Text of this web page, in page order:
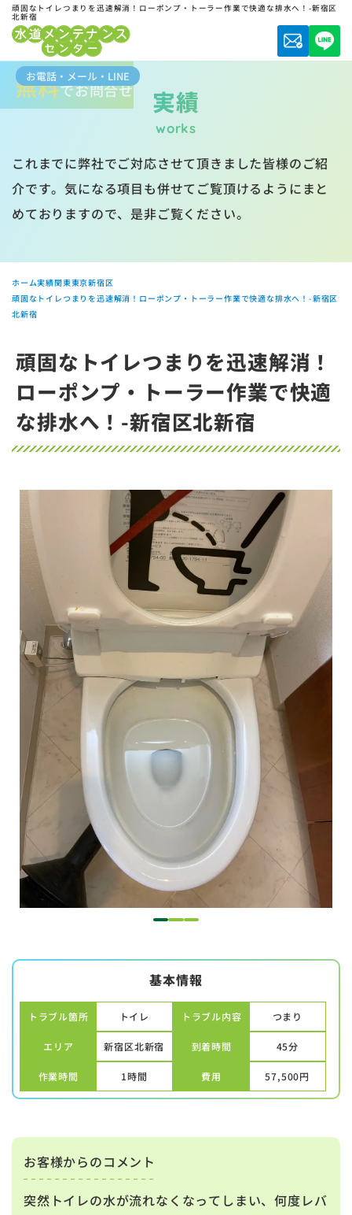
頑固なトイレつまりを迅速解消！ローポンプ・トーラー作業で快適な排水へ！-新宿区
北新宿
実績
works
これまでに弊社でご対応させて頂きました皆様のご紹
介です。気になる項目も併せてご覧頂けるようにまと
めておりますので、是非ご覧ください。
ホーム実績関東東京新宿区
頑固なトイレつまりを迅速解消！ローポンプ・トーラー作業で快適な排水へ！-新宿区
北新宿
頑固なトイレつまりを迅速解消！
ローポンプ・トーラー作業で快適
な排水へ！-新宿区北新宿
基本情報
トラブル箇所 トイレ トラブル内容 つまり
エリア 新宿区北新宿 到着時間 45分
作業時間 1時間 費用 57,500円
お客様からのコメント
突然トイレの水が流れなくなってしまい、何度レバ
お電話・メール・LINE
無料でお問合せ